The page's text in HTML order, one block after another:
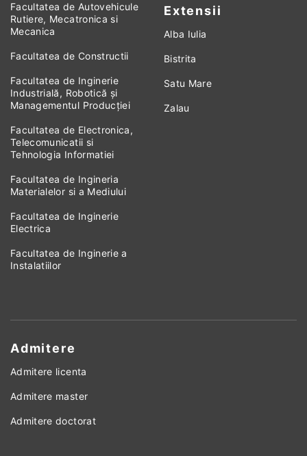
Facultatea de Autovehicule
Rutiere, Mecatronica si
Mecanica
Facultatea de Constructii
Facultatea de Inginerie
Industrială, Robotică și
Managementul Producției
Facultatea de Electronica,
Telecomunicatii si
Tehnologia Informatiei
Facultatea de Ingineria
Materialelor si a Mediului
Facultatea de Inginerie
Electrica
Facultatea de Inginerie a
Instalatiilor
Extensii
Alba Iulia
Bistrita
Satu Mare
Zalau
Admitere
Admitere licenta
Admitere master
Admitere doctorat